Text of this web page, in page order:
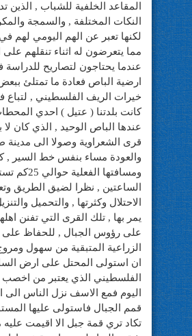
المقاعد الخلفية للشباب , الذين
النكات المختلفة , والسمجة
لكنها تعبر عن الهم اليومي لهم
مما يتعرضون له اثناء تنقلهم على
عندما يحتاجون لتصاريح للدراسة
ارضية الباص فعادة ما تمتلئ
خيرات الريف الفلسطيني , لتباع
كانت بلدتنا ( عتيل ) احدي
عندها الباص الوحيد , الذي كان لا
قرى الشعراوية وصولا الى مدينة
والعودة مساء بنفس خط السير ,
ومسافتها
الساعتين , نظرا لضيق الطريق
الاحتلال وكثرتها , والتحميل
يمر بها , تلك القرى التي تفنن
على رؤوس الجبال , للحفاظ على
الزراعية المتبقية من سهول
ان استولى المحتل على ارض
الفلسطيني الذي يعتبر من اخصب
اليوم فمع الاسف نزل الناس الى
قمم الجبال فاستولى عليها
تكاد تري قمة جبل الا اقيمت